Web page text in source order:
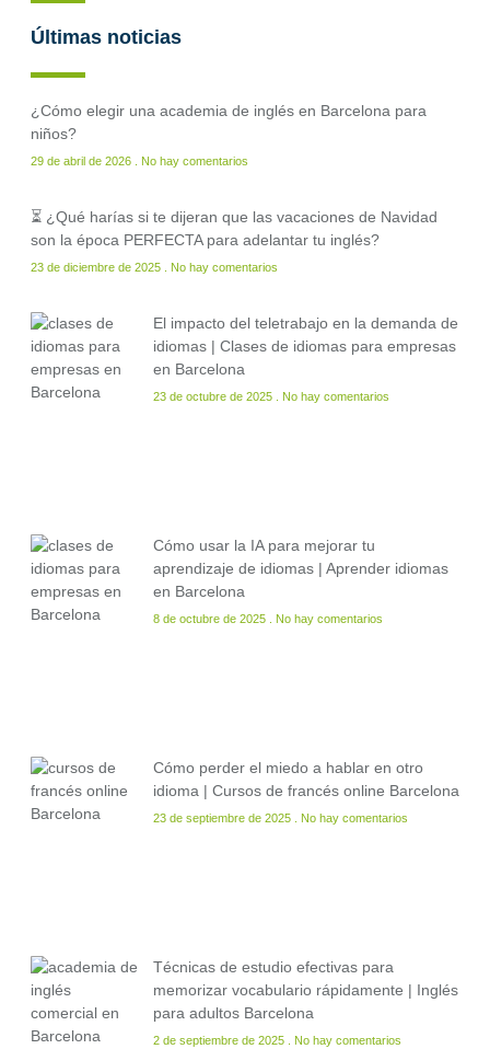
Últimas noticias
¿Cómo elegir una academia de inglés en Barcelona para
niños?
29 de abril de 2026 No hay comentarios
⏳ ¿Qué harías si te dijeran que las vacaciones de Navidad
son la época PERFECTA para adelantar tu inglés?
23 de diciembre de 2025 No hay comentarios
El impacto del teletrabajo en la demanda de
idiomas | Clases de idiomas para empresas
en Barcelona
23 de octubre de 2025 No hay comentarios
Cómo usar la IA para mejorar tu
aprendizaje de idiomas | Aprender idiomas
en Barcelona
8 de octubre de 2025 No hay comentarios
Cómo perder el miedo a hablar en otro
idioma | Cursos de francés online Barcelona
23 de septiembre de 2025 No hay comentarios
Técnicas de estudio efectivas para
memorizar vocabulario rápidamente | Inglés
para adultos Barcelona
2 de septiembre de 2025 No hay comentarios